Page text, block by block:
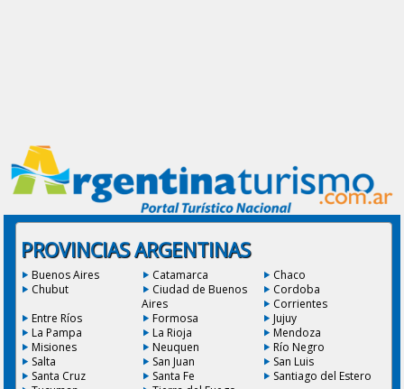
PROVINCIAS ARGENTINAS
Buenos Aires Catamarca
Chaco
Chubut
Ciudad de Buenos
Aires
Cordoba
Corrientes
Entre Ríos
Formosa
Jujuy
La Pampa
La Rioja
Mendoza
Misiones
Neuquen
Río Negro
Salta
San Juan
San Luis
Santa Cruz
Santa Fe
Santiago del Estero